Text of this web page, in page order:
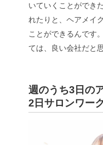
いていくことができ
れたりと、ヘアメイ
ことができるんです
ては、良い会社だと
週のうち3日の
2日サロンワー